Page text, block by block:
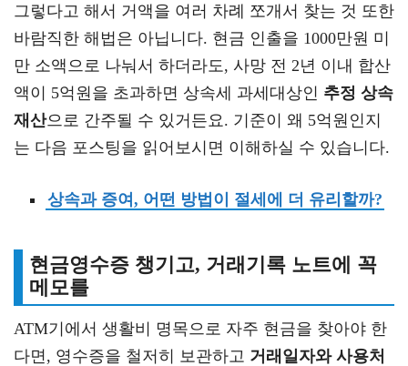
그렇다고 해서 거액을 여러 차례 쪼개서 찾는 것 또한
바람직한 해법은 아닙니다. 현금 인출을 1000만원 미
만 소액으로 나눠서 하더라도, 사망 전 2년 이내 합산
액이 5억원을 초과하면 상속세 과세대상인 추정 상속
재산으로 간주될 수 있거든요. 기준이 왜 5억원인지
는 다음 포스팅을 읽어보시면 이해하실 수 있습니다.
상속과 증여, 어떤 방법이 절세에 더 유리할까?
현금영수증 챙기고, 거래기록 노트에 꼭
메모를
ATM기에서 생활비 명목으로 자주 현금을 찾아야 한
다면, 영수증을 철저히 보관하고 거래일자와 사용처